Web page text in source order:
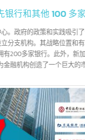
100 多家银行
实践吸引了许多外国银行
略位置和有利政策使新加
此外，新加坡还帮助银
个巨大的市场。